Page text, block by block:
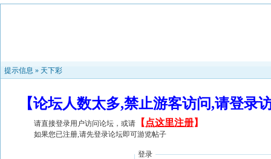
提示信息 » 天下彩
【论坛人数太多,禁止游客访问,请登
请直接登录用户访问论坛，或请 【 点这里注册】
如果您已注册,请先登录论坛即可游览帖子
登录